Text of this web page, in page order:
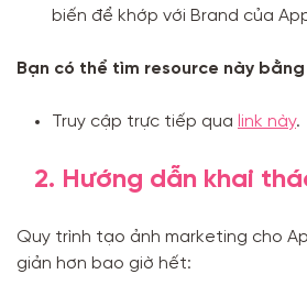
biến để khớp với Brand của
Bạn có thể tìm resource này
Truy cập trực tiếp qua link này.
2. Hướng dẫn khai
Quy trình tạo ảnh marketing cho
giản hơn bao giờ hết: